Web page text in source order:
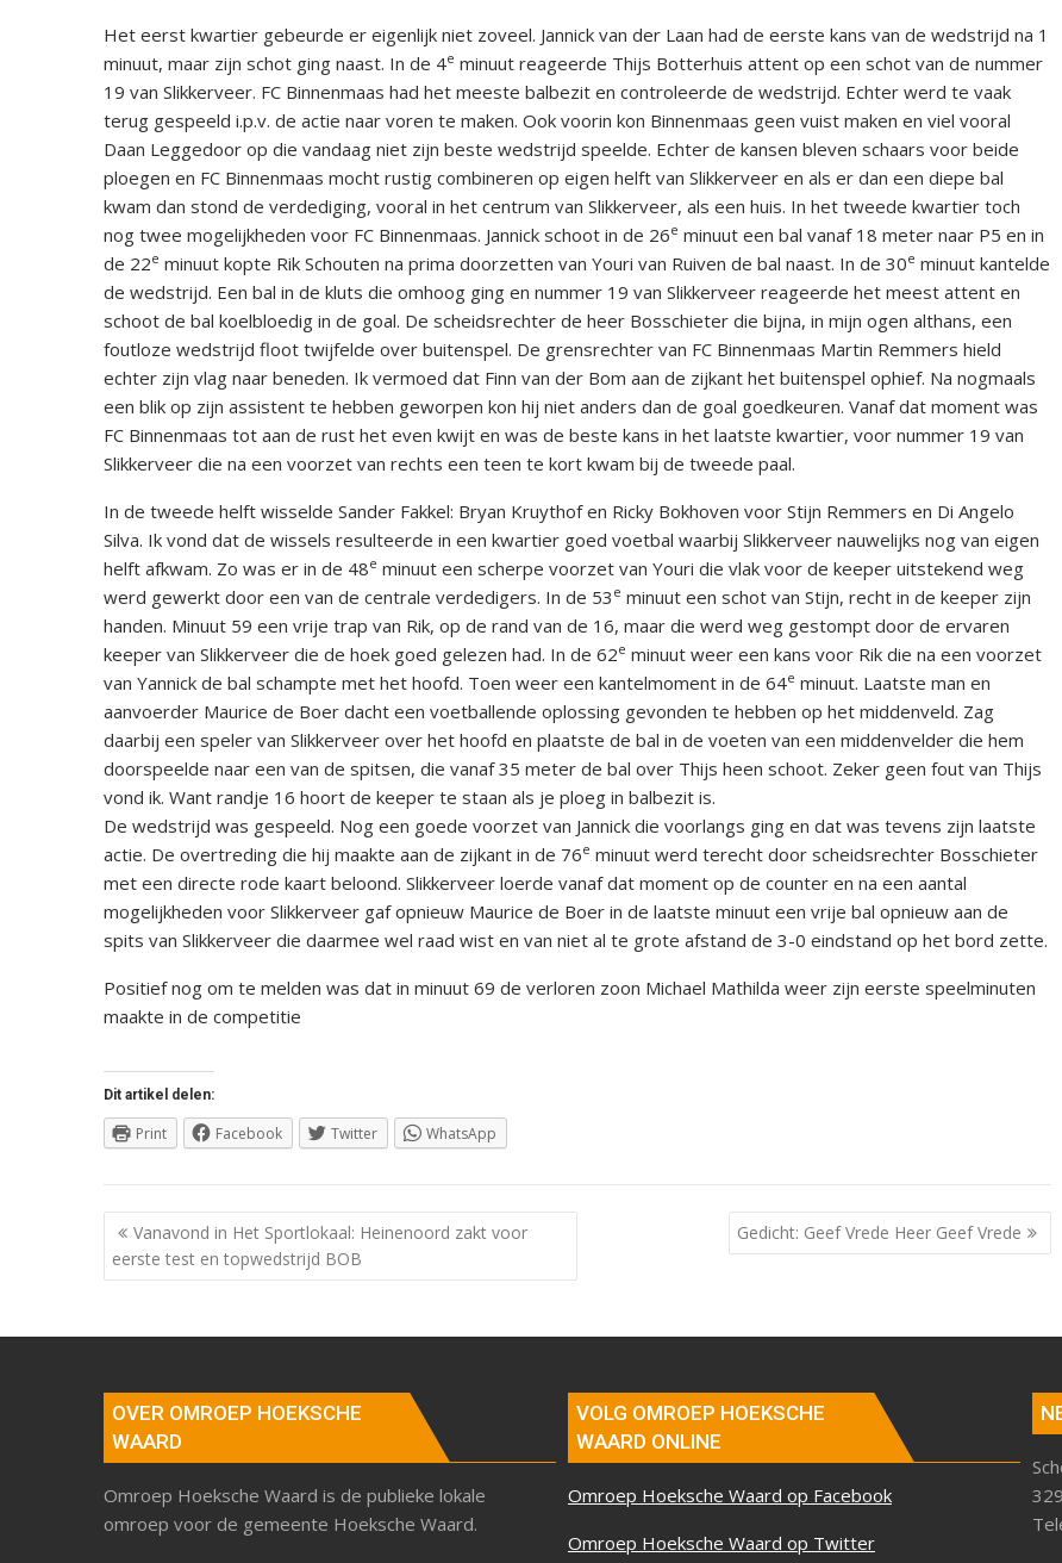
Het eerst kwartier gebeurde er eigenlijk niet zoveel. Jannick van der Laan had de eerste kans van de wedstrijd na 1
minuut, maar zijn schot ging naast. In de 4e minuut reageerde Thijs Botterhuis attent op een schot van de nummer
19 van Slikkerveer. FC Binnenmaas had het meeste balbezit en controleerde de wedstrijd. Echter werd te vaak
terug gespeeld i.p.v. de actie naar voren te maken. Ook voorin kon Binnenmaas geen vuist maken en viel vooral
Daan Leggedoor op die vandaag niet zijn beste wedstrijd speelde. Echter de kansen bleven schaars voor beide
ploegen en FC Binnenmaas mocht rustig combineren op eigen helft van Slikkerveer en als er dan een diepe bal
kwam dan stond de verdediging, vooral in het centrum van Slikkerveer, als een huis. In het tweede kwartier toch
nog twee mogelijkheden voor FC Binnenmaas. Jannick schoot in de 26e minuut een bal vanaf 18 meter naar P5 en in
de 22e minuut kopte Rik Schouten na prima doorzetten van Youri van Ruiven de bal naast. In de 30e minuut kantelde
de wedstrijd. Een bal in de kluts die omhoog ging en nummer 19 van Slikkerveer reageerde het meest attent en
schoot de bal koelbloedig in de goal. De scheidsrechter de heer Bosschieter die bijna, in mijn ogen althans, een
foutloze wedstrijd floot twijfelde over buitenspel. De grensrechter van FC Binnenmaas Martin Remmers hield
echter zijn vlag naar beneden. Ik vermoed dat Finn van der Bom aan de zijkant het buitenspel ophief. Na nogmaals
een blik op zijn assistent te hebben geworpen kon hij niet anders dan de goal goedkeuren. Vanaf dat moment was
FC Binnenmaas tot aan de rust het even kwijt en was de beste kans in het laatste kwartier, voor nummer 19 van
Slikkerveer die na een voorzet van rechts een teen te kort kwam bij de tweede paal.
In de tweede helft wisselde Sander Fakkel: Bryan Kruythof en Ricky Bokhoven voor Stijn Remmers en Di Angelo
Silva. Ik vond dat de wissels resulteerde in een kwartier goed voetbal waarbij Slikkerveer nauwelijks nog van eigen
helft afkwam. Zo was er in de 48e minuut een scherpe voorzet van Youri die vlak voor de keeper uitstekend weg
werd gewerkt door een van de centrale verdedigers. In de 53 e minuut een schot van Stijn, recht in de keeper zijn
handen. Minuut 59 een vrije trap van Rik, op de rand van de 16, maar die werd weg gestompt door de ervaren
keeper van Slikkerveer die de hoek goed gelezen had. In de 62e minuut weer een kans voor Rik die na een voorzet
van Yannick de bal schampte met het hoofd. Toen weer een kantelmoment in de 64e minuut. Laatste man en
aanvoerder Maurice de Boer dacht een voetballende oplossing gevonden te hebben op het middenveld. Zag
daarbij een speler van Slikkerveer over het hoofd en plaatste de bal in de voeten van een middenvelder die hem
doorspeelde naar een van de spitsen, die vanaf 35 meter de bal over Thijs heen schoot. Zeker geen fout van Thijs
vond ik. Want randje 16 hoort de keeper te staan als je ploeg in balbezit is.
De wedstrijd was gespeeld. Nog een goede voorzet van Jannick die voorlangs ging en dat was tevens zijn laatste
actie. De overtreding die hij maakte aan de zijkant in de 76e minuut werd terecht door scheidsrechter Bosschieter
met een directe rode kaart beloond. Slikkerveer loerde vanaf dat moment op de counter en na een aantal
mogelijkheden voor Slikkerveer gaf opnieuw Maurice de Boer in de laatste minuut een vrije bal opnieuw aan de
spits van Slikkerveer die daarmee wel raad wist en van niet al te grote afstand de 3-0 eindstand op het bord zette.
Positief nog om te melden was dat in minuut 69 de verloren zoon Michael Mathilda weer zijn eerste speelminuten
maakte in de competitie
Dit artikel delen:
Print Facebook Twitter WhatsApp
Berichtnavigatie
Vanavond in Het Sportlokaal: Heinenoord zakt voor
eerste test en topwedstrijd BOB
Gedicht: Geef Vrede Heer Geef Vrede
OVER OMROEP HOEKSCHE
WAARD
Omroep Hoeksche Waard is de publieke lokale
omroep voor de gemeente Hoeksche Waard.
VOLG OMROEP HOEKSCHE
WAARD ONLINE
Omroep Hoeksche Waard op Facebook
Omroep Hoeksche Waard op Twitter